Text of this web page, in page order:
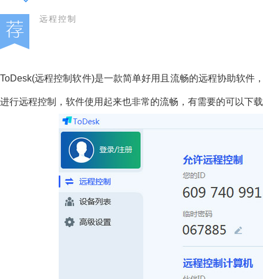
远程控制
ToDesk(远程控制软件)是一款简单好用且流畅的远程协助软件
进行远程控制，软件使用起来也非常的流畅，有需要的可以下